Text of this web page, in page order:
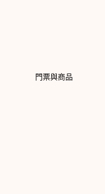
門票與商品